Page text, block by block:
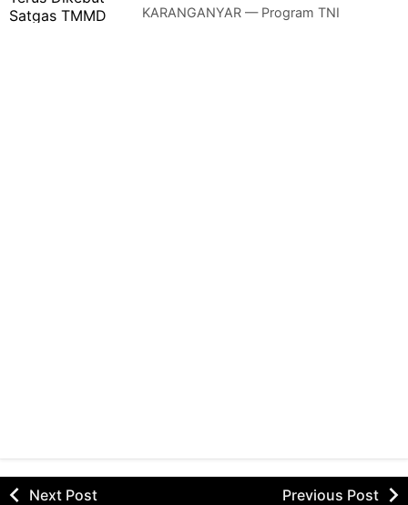
KARANGANYAR — Program TNI
Next Post Previous Post